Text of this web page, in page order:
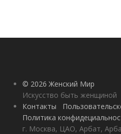
© 2026 Женский Мир
Искусство быть женщиной
Контакты
Политика
г. Москва, ЦАО, Арбат,